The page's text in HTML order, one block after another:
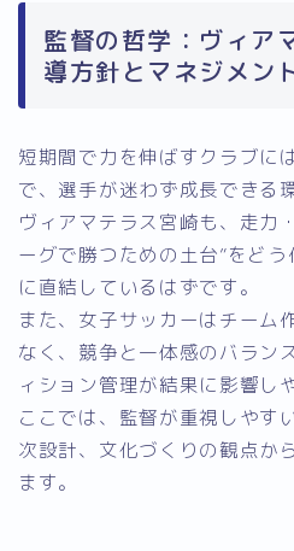
監督の哲学：ヴィア
導方針とマネジメン
短期間で力を伸ばすクラブに
で、選手が迷わず成長できる
ヴィアマテラス宮崎も、走力
ーグで勝つための土台”をど
に直結しているはずです。
また、女子サッカーはチーム
なく、競争と一体感のバラン
ィション管理が結果に影響し
ここでは、監督が重視しやす
次設計、文化づくりの観点か
ます。